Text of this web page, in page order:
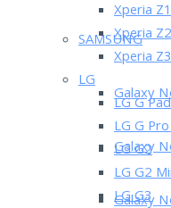
SAMSUNG
Galaxy
Galaxy
Galaxy
Xperia Z1
Xperia
Xperia Z3
LG
LG G Pad
LG G
LG G2
LG G2
LG G3